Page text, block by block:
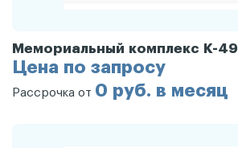
Мемориальный комплекс К-49
Цена по запросу
Рассрочка от 0 руб. в месяц